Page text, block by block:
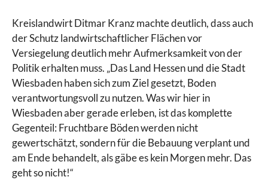
Kreislandwirt Ditmar Kranz machte deutlich, dass auch
der Schutz landwirtschaftlicher Flächen vor
Versiegelung deutlich mehr Aufmerksamkeit von der
Politik erhalten muss. „Das Land Hessen und die Stadt
Wiesbaden haben sich zum Ziel gesetzt, Boden
verantwortungsvoll zu nutzen. Was wir hier in
Wiesbaden aber gerade erleben, ist das komplette
Gegenteil: Fruchtbare Böden werden nicht
gewertschätzt, sondern für die Bebauung verplant und
am Ende behandelt, als gäbe es kein Morgen mehr. Das
geht so nicht!“